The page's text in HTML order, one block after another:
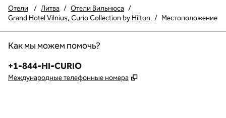
Отели / Литва / Отели Вильнюса /
Grand Hotel Vilnius, Curio Collection by Hilton / Местоположение
Как мы можем помочь?
Телефон:
+1-844-HI-CURIO
Международные телефонные номера ,